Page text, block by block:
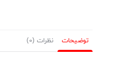
توضیحات نظرات (0)